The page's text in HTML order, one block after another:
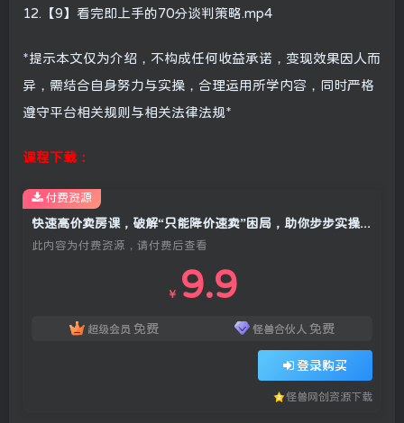
12.【9】看完即上手的70分谈判策略.mp4
*提示本文仅为介绍，不构成任何收益承诺，变现效果因人而
异，需结合自身努力与实操，合理运用所学内容，同时严格
遵守平台相关规则与相关法律法规*
课程下载：
快速高价卖房课，破解“只能降价速卖”困局，助你步步实操，快速卖房卖出好价(更新2026)
此内容为付费资源，请付费后查看
￥ 9.9
超级会员 免费 怪兽合伙人 免费
登录购买
怪兽网创资源下载
付费资源